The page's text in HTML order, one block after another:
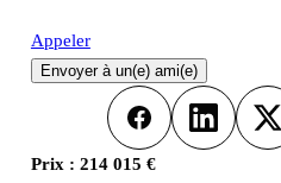
Appeler
Envoyer à un(e) ami(e)
FacebookLinkedInX
Prix : 214 015 €